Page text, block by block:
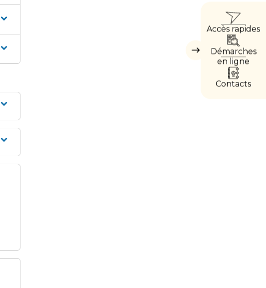
Masquer
Accès rapides
Démarches
en ligne
Contacts